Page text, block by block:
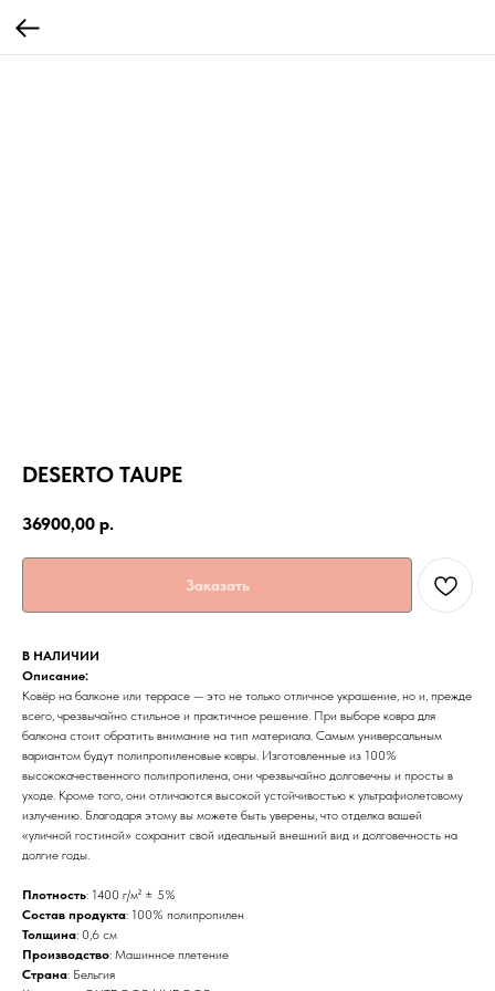
DESERTO TAUPE
36900,00 р.
Заказать
В НАЛИЧИИ
Описание:
Ковёр на балконе или террасе — это не только отличное украшение, но и, прежде
всего, чрезвычайно стильное и практичное решение. При выборе ковра для
балкона стоит обратить внимание на тип материала. Самым универсальным
вариантом будут полипропиленовые ковры. Изготовленные из 100%
высококачественного полипропилена, они чрезвычайно долговечны и просты в
уходе. Кроме того, они отличаются высокой устойчивостью к ультрафиолетовому
излучению. Благодаря этому вы можете быть уверены, что отделка вашей
«уличной гостиной» сохранит свой идеальный внешний вид и долговечность на
долгие годы.
Плотность: 1400 г/м² ± 5%
Состав продукта: 100% полипропилен
Толщина: 0,6 см
Производство: Машинное плетение
Страна: Бельгия